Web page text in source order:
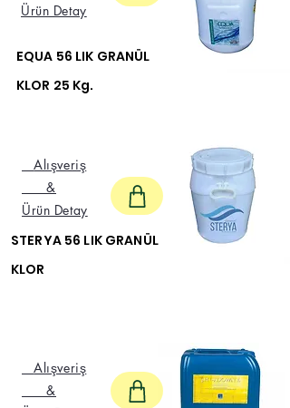
EQUA 56 LIK GRANÜL
KLOR 25 Kg.
Ürün Detay
STERYA 56 LIK GRANÜL
KLOR
Alışveriş
&
Ürün Detay
Alışveriş
&